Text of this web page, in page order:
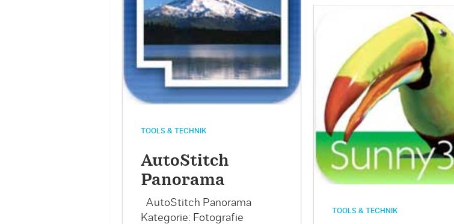
TOOLS & TECHNIK
AutoStitch
Panorama
AutoStitch Panorama
Kategorie: Fotografie
TOOLS & TECHNIK